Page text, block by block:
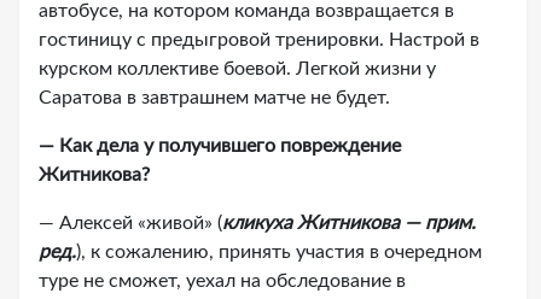
автобусе, на котором команда возвращается в
гостиницу с предыгровой тренировки. Настрой в
курском коллективе боевой. Легкой жизни у
Саратова в завтрашнем матче не будет.
— Как дела у получившего повреждение
Житникова?
— Алексей «живой» (кликуха Житникова — прим.
ред.), к сожалению, принять участия в очередном
туре не сможет, уехал на обследование в